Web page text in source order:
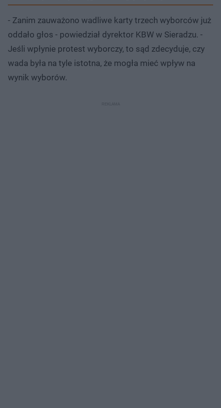
- Zanim zauważono wadliwe karty trzech wyborców już
oddało głos - powiedział dyrektor KBW w Sieradzu. -
Jeśli wpłynie protest wyborczy, to sąd zdecyduje, czy
wada była na tyle istotna, że mogła mieć wpływ na
wynik wyborów.